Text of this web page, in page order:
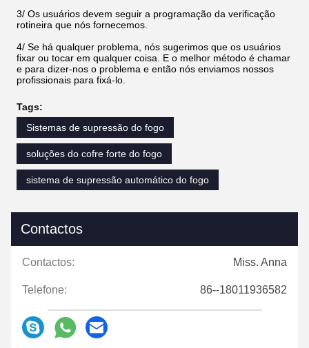
3/ Os usuários devem seguir a programação da verificação
rotineira que nós fornecemos.
4/ Se há qualquer problema, nós sugerimos que os usuários
fixar ou tocar em qualquer coisa. E o melhor método é chamar
e para dizer-nos o problema e então nós enviamos nossos
profissionais para fixá-lo.
Tags:
Sistemas de supressão do fogo
soluções do cofre forte do fogo
sistema de supressão automático do fogo
Contactos
Contactos: Miss. Anna
Telefone: 86--18011936582